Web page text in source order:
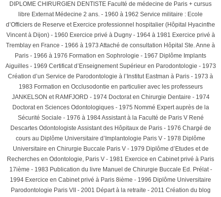
DIPLOME CHIRURGIEN DENTISTE Faculté de médecine de Paris + cursus
libre Externat Médecine 2 ans. - 1960 à 1962 Service militaire : Ecole
d’Officiers de Reserve et Exercice professionnel hospitalier (Hôpital Hyacinthe
Vincent à Dijon) - 1960 Exercice privé à Dugny - 1964 à 1981 Exercice privé à
Tremblay en France - 1966 à 1973 Attaché de consultation Hôpital Ste. Anne à
Paris - 1966 à 1976 Formation en Sophrologie - 1967 Diplôme Implants
Aiguilles - 1969 Certificat d’Enseignement Supérieur en Parodontologie - 1973
Création d’un Service de Parodontologie à l’Institut Eastman à Paris - 1973 à
1983 Formation en Occlusodontie en particulier avec les professeurs
JANKELSON et RAMFJORD - 1974 Doctorat en Chirurgie Dentaire - 1974
Doctorat en Sciences Odontologiques - 1975 Nommé Expert auprès de la
Sécurité Sociale - 1976 à 1984 Assistant à la Faculté de Paris V René
Descartes Odontologiste Assistant des Hôpitaux de Paris - 1976 Chargé de
cours au Diplôme Universitaire d’Implantologie Paris V - 1978 Diplôme
Universitaire en Chirurgie Buccale Paris V - 1979 Diplôme d’Etudes et de
Recherches en Odontologie, Paris V - 1981 Exercice en Cabinet privé à Paris
17ième - 1983 Publication du livre Manuel de Chirurgie Buccale Ed. Prélat -
1994 Exercice en Cabinet privé à Paris 8ième - 1996 Diplôme Universitaire
Parodontologie Paris VII - 2001 Départ à la retraite - 2011 Création du blog